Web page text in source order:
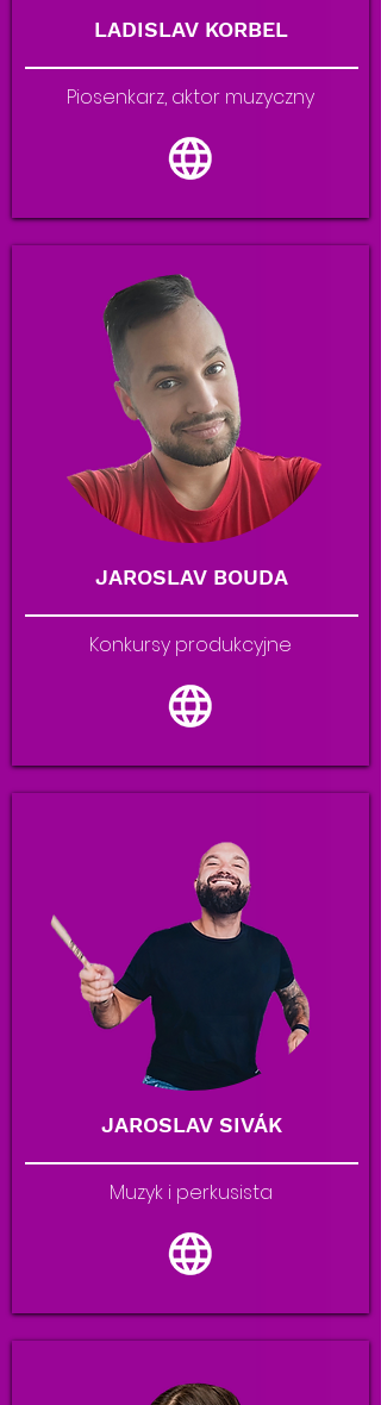
LADISLAV KORBEL
Piosenkarz, aktor muzyczny
JAROSLAV BOUDA
Konkursy produkcyjne
JAROSLAV SIVÁK
Muzyk i perkusista